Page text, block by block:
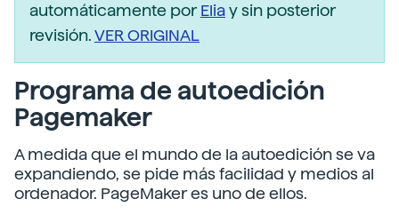
automáticamente porEliay sin posterior
revisión.VER ORIGINAL
Programa de autoedición
Pagemaker
A medida que el mundo de la autoedición se va
expandiendo, se pide más facilidad y medios al
ordenador. PageMaker es uno de ellos.